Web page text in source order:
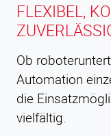
FLEXIBEL,
Ob
Automation
die
vielfältig.